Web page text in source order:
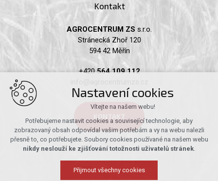
Kontakt
AGROCENTRUM ZS s.r.o.
Stránecká Zhoř 120
594 42 Měřín
+420564 109 112
KONTAKT
Nastavení cookies
Vítejte na našem webu!
Potřebujeme nastavit cookies a související technologie, aby
zobrazovaný obsah odpovídal vašim potřebám a vy na webu nalezli
přesně to, co potřebujete. Soubory cookies používané na našem webu
nikdy neslouží ke zjišťování totožnosti uživatelů stránek.
Přijmout všechny cookies